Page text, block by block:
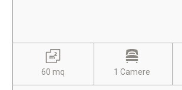
60 mq 1 Camere